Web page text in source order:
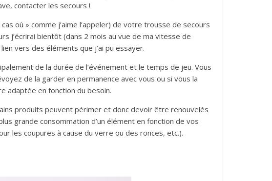
contacter les secours !
où » comme j’aime l’appeler) de votre trousse de secours
j’écrirai bientôt (dans 2 mois au vue de ma vitesse de
vers des éléments que j’ai pu essayer.
de la durée de l’événement et le temps de jeu. Vous
de la garder en permanence avec vous ou si vous la
adaptée en fonction du besoin.
produits peuvent périmer et donc devoir être renouvelés
grande consommation d’un élément en fonction de vos
les coupures à cause du verre ou des ronces, etc.).